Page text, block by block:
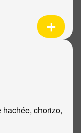
chorizo,